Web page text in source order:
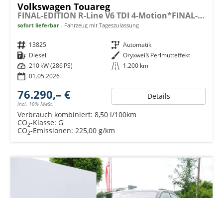
Volkswagen Touareg
FINAL-EDITION R-Line V6 TDI 4-Motion*FINAL-EDITION*AHK-SCHWENKBAR*NAVI*ACC*PDC*LED*SHZ*21-ZOLL
sofort lieferbar Fahrzeug mit Tageszulassung
Fahrzeugnr. 13825 Getriebe Automatik
Kraftstoff Diesel Außenfarbe Oryxweiß Perlmutteffekt
Leistung 210 kW (286 PS) Kilometerstand 1.200 km
01.05.2026
76.290,– €
incl. 19% MwSt.
Details
Verbrauch kombiniert: 8,50 l/100km
CO2-Klasse: G
CO2-Emissionen: 225,00 g/km